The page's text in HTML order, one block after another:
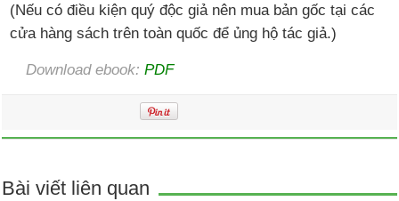
(Nếu có điều kiện quý độc giả nên mua bản gốc tại các
cửa hàng sách trên toàn quốc để ủng hộ tác giả.)
Download ebook:PDF
Bài viết liên quan